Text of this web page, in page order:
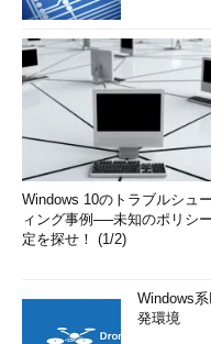
Windows 10のトラブルシュ
ィング事例──未知のポリシ
定を探せ！ (1/2)
Windows
発環境